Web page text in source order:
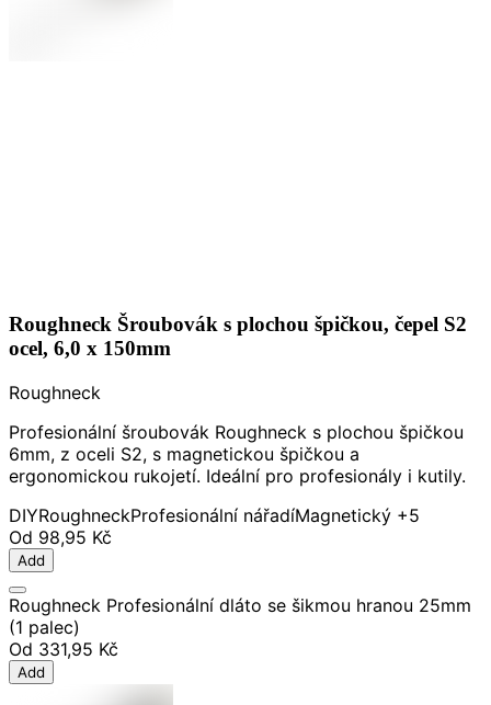
Roughneck Šroubovák s plochou špičkou, čepel S2
ocel, 6,0 x 150mm
Roughneck
Profesionální šroubovák Roughneck s plochou špičkou
6mm, z oceli S2, s magnetickou špičkou a
ergonomickou rukojetí. Ideální pro profesionály i kutily.
DIYRoughneckProfesionální nářadíMagnetický +5
Od 98,95 Kč
Add
Roughneck Profesionální dláto se šikmou hranou 25mm
(1 palec)
Od 331,95 Kč
Add